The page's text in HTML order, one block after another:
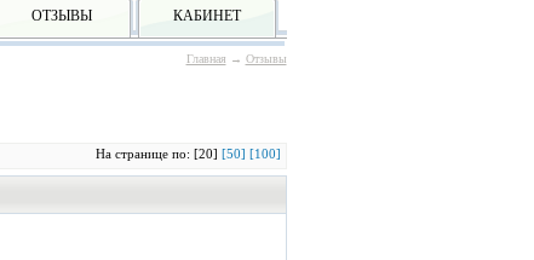
КАБИНЕТ
ОТЗЫВЫ
Главная → Отзывы
На странице по: [20] [50] [100]